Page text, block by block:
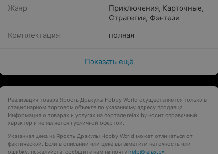
Жанр
Приключения, Карточные,
Стратегия, Фэнтези
Комплектация
полная
Показать ещё
Реализация товара Ярость Дракулы Hobby World осуществляется только в
стационарном торговом объекте по указанному адресу продавца.
Информация о товарах и услугах на портале relax.by носит справочный
характер и не является публичной офертой.
Указанная цена на Ярость Дракулы Hobby World может отличаться от
фактической. Если в описании или цене вы заметили неточность или
ошибку, пожалуйста, сообщите нам на почту help@relax.by.